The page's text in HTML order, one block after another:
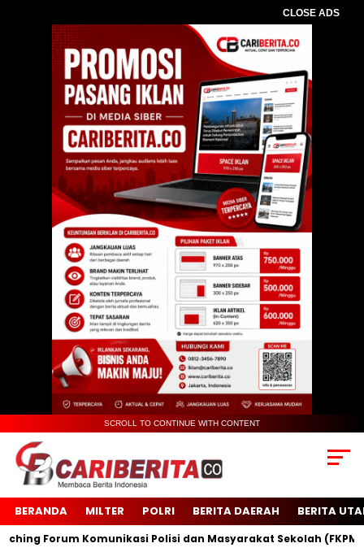
CLOSE ADS
SCROLL TO CONTINUE WITH CONTENT
BERANDA MILTER POLRI BERITA DAERAH BERITA
Forum Komunikasi Polisi dan Masyarakat Sekolah (FKPMS)